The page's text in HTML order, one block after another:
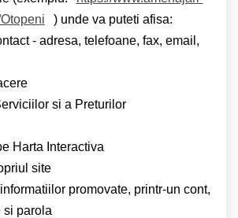
) unde va puteti afisa:
- adresa, telefoane, fax, email,
si a Preturilor
Harta Interactiva
site
promovate, printr-un cont,
si parola